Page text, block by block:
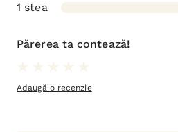
1 stea
Părerea ta contează!
Adaugă o recenzie